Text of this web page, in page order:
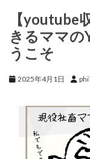
【youtube
きるママの
うこそ
2025年4月1日